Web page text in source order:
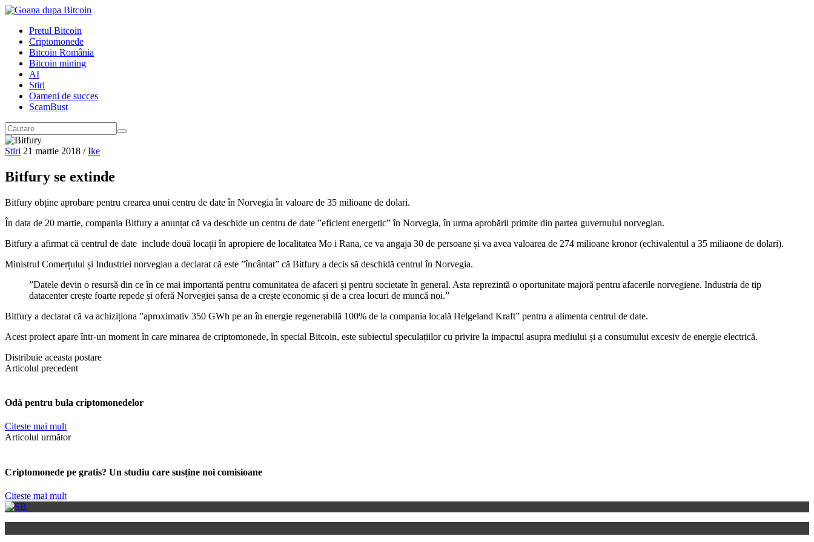
Pretul Bitcoin
Criptomonede
Bitcoin România
Bitcoin mining
AI
Stiri
Oameni de succes
ScamBust
Stiri 21 martie 2018 / Ike
Bitfury se extinde
Bitfury obține aprobare pentru crearea unui centru de date în Norvegia în valoare de 35 milioane de dolari.
În data de 20 martie, compania Bitfury a anunțat că va deschide un centru de date ”eficient energetic” în Norvegia, în urma aprobării primite din partea guvernului norvegian.
Bitfury a afirmat că centrul de date include două locații în apropiere de localitatea Mo i Rana, ce va angaja 30 de persoane și va avea valoarea de 274 milioane kronor (echivalentul a 35 miliaone de dolari).
Ministrul Comerțului și Industriei norvegian a declarat că este ”încântat” că Bitfury a decis să deschidă centrul în Norvegia.
”Datele devin o resursă din ce în ce mai importantă pentru comunitatea de afaceri și pentru societate în general. Asta reprezintă o oportunitate majoră pentru afacerile norvegiene. Industria de tip
datacenter crește foarte repede și oferă Norvegiei șansa de a crește economic și de a crea locuri de muncă noi.”
Bitfury a declarat că va achiziționa ”aproximativ 350 GWh pe an în energie regenerabilă 100% de la compania locală Helgeland Kraft” pentru a alimenta centrul de date.
Acest proiect apare într-un moment în care minarea de criptomonede, în special Bitcoin, este subiectul speculațiilor cu privire la impactul asupra mediului și a consumului excesiv de energie electrică.
Distribuie aceasta postare
Articolul precedent
Odă pentru bula criptomonedelor
Citeste mai mult
Articolul următor
Criptomonede pe gratis? Un studiu care susține noi comisioane
Citeste mai mult